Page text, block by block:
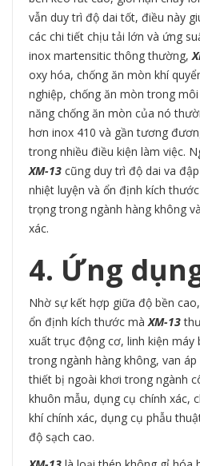
vẫn duy trì độ dai tốt, điều này
các chi tiết chịu tải lớn và ứng
inox martensitic thông thường,
oxy hóa, chống ăn mòn khí
nghiệp, chống ăn mòn trong
năng chống ăn mòn của nó
hơn inox 410 và gần tương
trong nhiều điều kiện làm việc.
XM-13 cũng duy trì độ dai va
nhiệt luyện và ổn định kích
trọng trong ngành hàng không
xác.
4. Ứng
Nhờ sự kết hợp giữa độ bền
ổn định kích thước màXM-13
xuất trục động cơ, linh kiện máy
trong ngành hàng không, van
thiết bị ngoài khơi trong ngành
khuôn mẫu, dụng cụ chính xác,
khí chính xác, dụng cụ phẫu
độ sạch cao.